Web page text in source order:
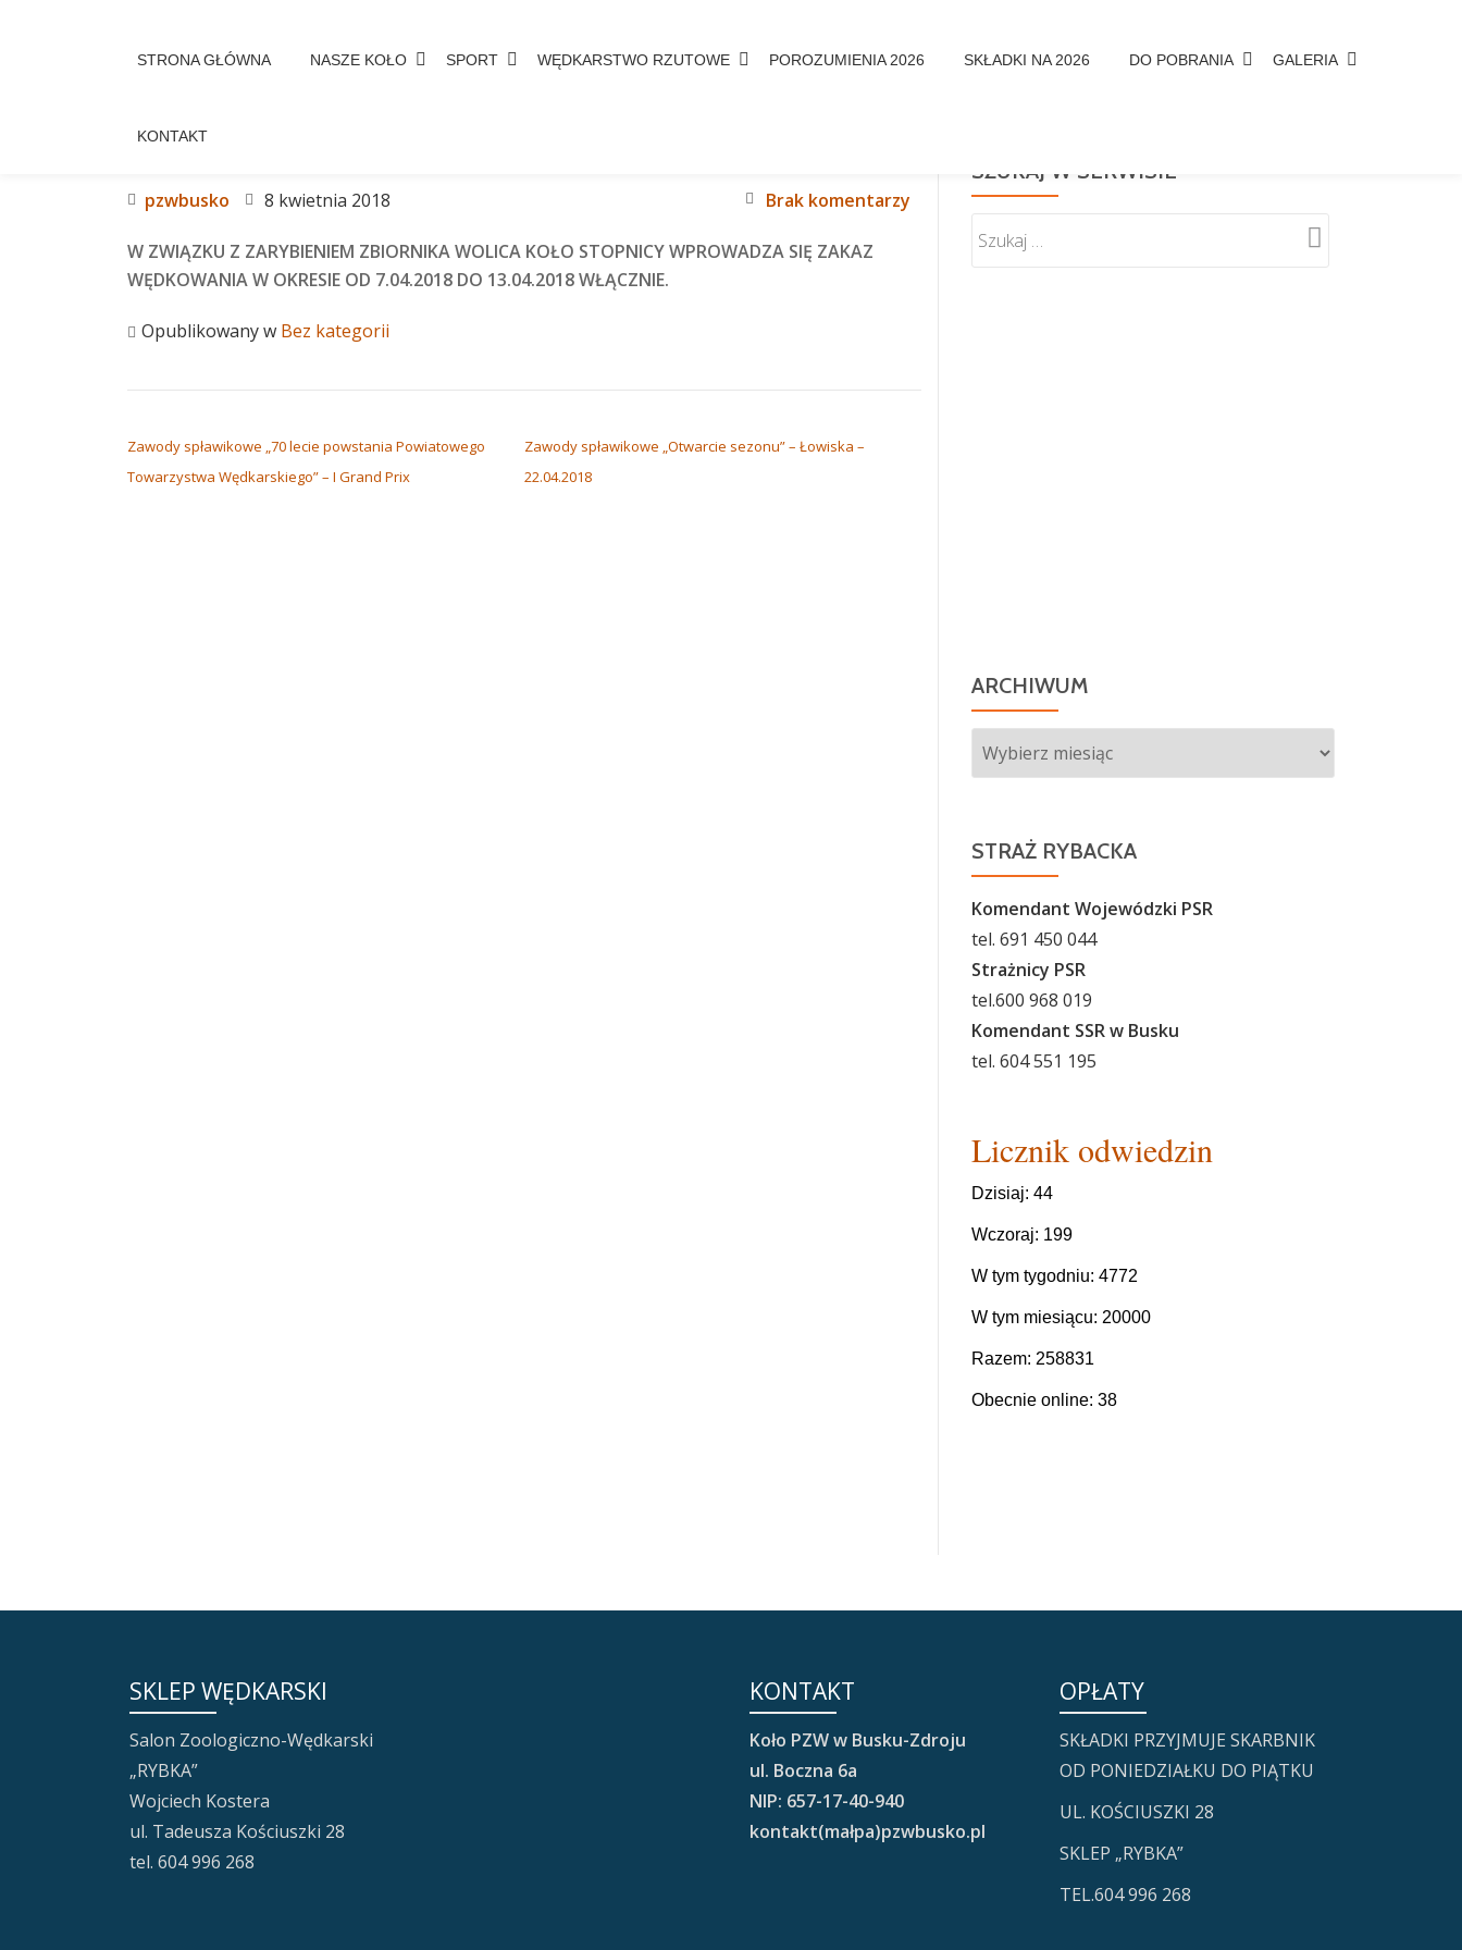
STRONA GŁÓWNA NASZE KOŁO SPORT WĘDKARSTWO RZUTOWE POROZUMIENIA 2026 SKŁADKI NA 2026 DO POBRANIA GALERIA
KONTAKT
ZAKAZ POŁOWU NA ZBIORNIKU W WOLICY
pzwbusko 8 kwietnia 2018 Brak komentarzy
W ZWIĄZKU Z ZARYBIENIEM ZBIORNIKA WOLICA KOŁO STOPNICY WPROWADZA SIĘ ZAKAZ
WĘDKOWANIA W OKRESIE OD 7.04.2018 DO 13.04.2018 WŁĄCZNIE.
Opublikowany w Bez kategorii
Zawody spławikowe „70 lecie powstania Powiatowego
Towarzystwa Wędkarskiego” – I Grand Prix
Zawody spławikowe „Otwarcie sezonu” – Łowiska –
22.04.2018
SZUKAJ W SERWISIE
ARCHIWUM
Archiwum
STRAŻ RYBACKA
Komendant Wojewódzki PSR
tel. 691 450 044
Strażnicy PSR
tel.600 968 019
Komendant SSR w Busku
tel. 604 551 195
Licznik odwiedzin
Dzisiaj: 44
Wczoraj: 199
W tym tygodniu: 4772
W tym miesiącu: 20000
Razem: 258831
Obecnie online: 38
SKLEP WĘDKARSKI
Salon Zoologiczno-Wędkarski
„RYBKA”
Wojciech Kostera
ul. Tadeusza Kościuszki 28
tel. 604 996 268
KONTAKT
Koło PZW w Busku-Zdroju
ul. Boczna 6a
NIP: 657-17-40-940
kontakt(małpa)pzwbusko.pl
OPŁATY
SKŁADKI PRZYJMUJE SKARBNIK
OD PONIEDZIAŁKU DO PIĄTKU
UL. KOŚCIUSZKI 28
SKLEP „RYBKA”
TEL.604 996 268